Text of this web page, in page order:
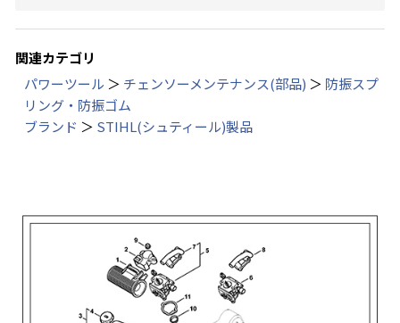
関連カテゴリ
パワーツール ＞ チェンソーメンテナンス(部品) ＞ 防振スプ
リング・防振ゴム
ブランド ＞ STIHL(シュティール)製品